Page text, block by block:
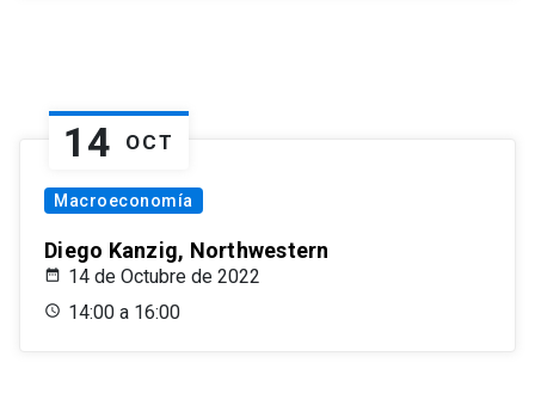
14 OCT
Macroeconomía
Diego Kanzig, Northwestern
14 de Octubre de 2022
14:00 a 16:00